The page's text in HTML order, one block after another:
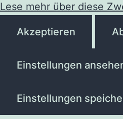
Lese mehr über diese
Akzeptieren
Einstellungen
Einstellungen